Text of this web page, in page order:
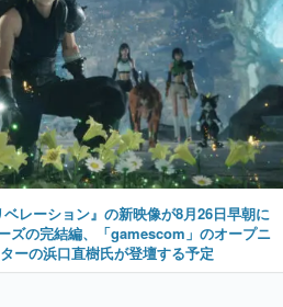
レーション』の新映像が8月26日早朝に
ズの完結編、「gamescom」のオープニ
ーの浜口直樹氏が登壇する予定